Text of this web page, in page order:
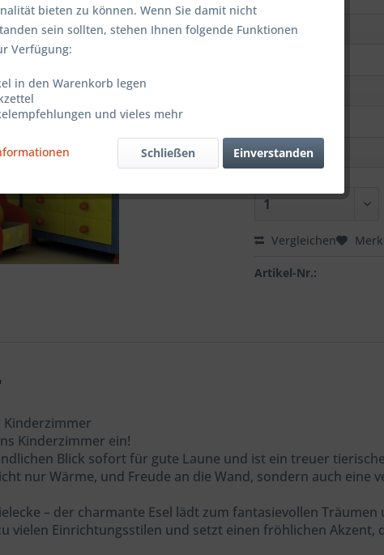
Vergleichen
Artikel-Nr.:
Kinderzimmer
Kinderzimmer ein!
Blick sofort für gute Laune und ist ein treuer
nur Wärme, und Freude an die Wand, sondern auch eine
– der charmante Esel lädt zum fantasievollen Träumen
vielen Einrichtungsstilen und setzt einen fröhlichen Akzent,
bieten zu können. Wenn Sie damit nicht
sein sollten, stehen Ihnen folgende Funktionen
Verfügung:
in den Warenkorb legen
und vieles mehr
Einverstanden
Schließen